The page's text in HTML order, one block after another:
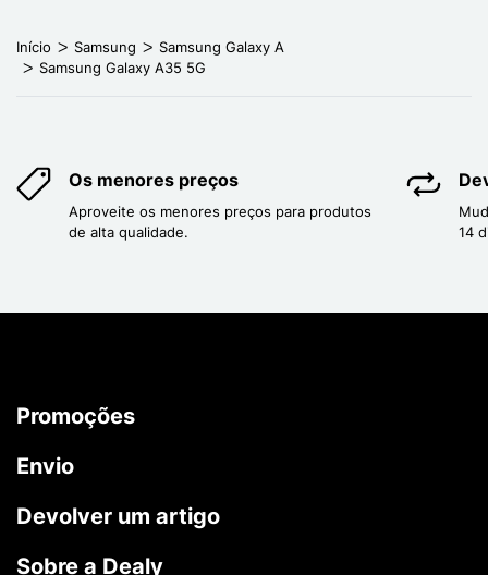
Início Samsung
Samsung Galaxy A
Samsung Galaxy A35 5G
Os menores preços
Aproveite os menores preços para produtos
de alta qualidade.
14
Promoções
Envio
Devolver um artigo
Sobre a Dealy